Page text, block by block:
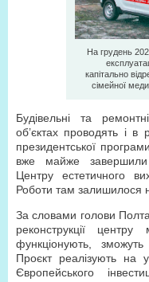
На грудень
капітально
сімейної
Будівельні та
об’єктах проводять і
президентської
вже майже завершили
Центру естетичного
Роботи там залишилося
За словами голови
реконструкції
функціонують, зможуть
Проєкт реалізують на
Європейського